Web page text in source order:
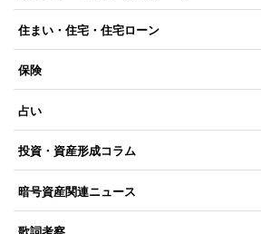
住まい・住宅・住宅ローン
保険
占い
投資・資産形成コラム
暗号資産関連ニュース